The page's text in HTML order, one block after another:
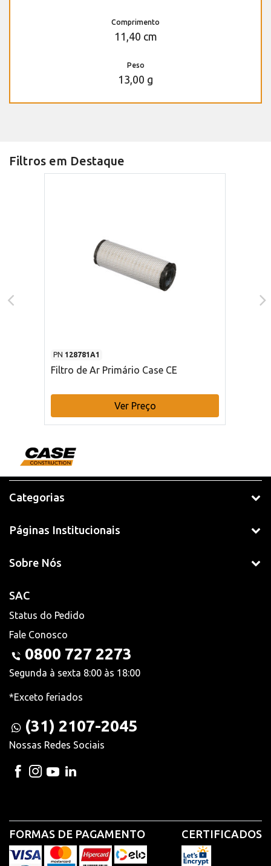
Comprimento
11,40 cm
Peso
13,00 g
Filtros em Destaque
PN 128781A1
Filtro de Ar Primário Case CE
Ver Preço
Categorias
Páginas Institucionais
Sobre Nós
SAC
Status do Pedido
Fale Conosco
0800 727 2273
Segunda à sexta 8:00 às 18:00
*Exceto feriados
(31) 2107-2045
Nossas Redes Sociais
FORMAS DE PAGAMENTO CERTIFICADOS